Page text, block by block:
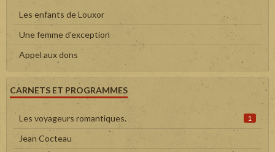
Les enfants de Louxor
Une femme d'exception
Appel aux dons
CARNETS ET PROGRAMMES
Les voyageurs romantiques. 1
Jean Cocteau